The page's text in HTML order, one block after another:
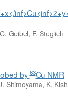
Geibel, F. Steglich
by63Cu NMR
Shimoyama, K.